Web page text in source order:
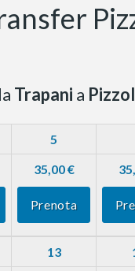
Trapani a
5
35,00 €
Prenota
13